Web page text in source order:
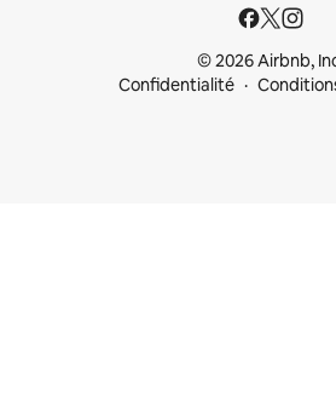
© 2026 Airbnb,
Confidentialité